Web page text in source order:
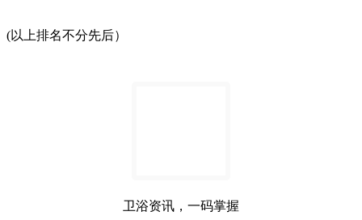
(以上排名不分先后）
卫浴资讯，一码掌握